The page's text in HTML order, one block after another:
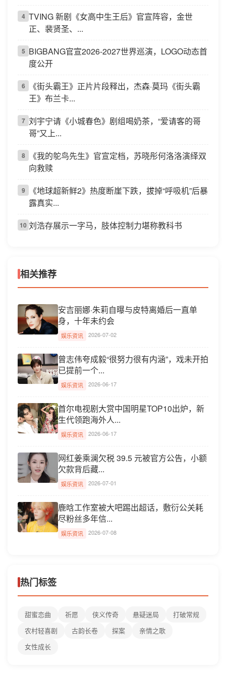
4 TVING 新剧《女高中生王后》官宣阵容，金世
正、裴贤圣、...
5 BIGBANG官宣2026-2027世界巡演，LOGO动态首
度公开
6
《街头霸王》正片片段释出，杰森·莫玛《街头霸
王》布兰卡...
7 刘宇宁请《小城春色》剧组喝奶茶，“爱请客的哥
哥”又上...
8
《我的鸵鸟先生》官宣定档，苏晓彤何洛洛演绎双
向救赎
9
《地球超新鲜2》热度断崖下跌，拔掉“呼吸机”后暴
露真实...
10 刘浩存展示一字马，肢体控制力堪称教科书
相关推荐
安吉丽娜·朱莉自曝与皮特离婚后一直单
身，十年未约会
娱乐资讯 2026-07-02
曾志伟夸成毅“很努力很有内涵”，戏未开拍
已提前一个...
娱乐资讯 2026-06-17
首尔电视剧大赏中国明星TOP10出炉，新
生代领跑海外人...
娱乐资讯 2026-06-17
网红姜乘澜欠税 39.5 元被官方公告，小额
欠款背后藏...
娱乐资讯 2026-07-01
鹿晗工作室被大吧踢出超话，敷衍公关耗
尽粉丝多年信...
娱乐资讯 2026-07-08
热门标签
甜蜜恋曲 祈愿 侠义传奇 悬疑迷局
打破常规
农村轻喜剧
古韵长卷 探案
亲情之歌
女性成长